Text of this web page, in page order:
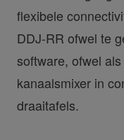
flexibele
DDJ-RR ofwel te
software, ofwel
kanaalsmixer in
draaitafels.